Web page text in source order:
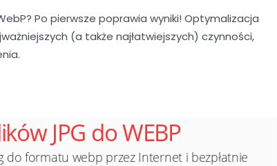
Po pierwsze poprawia wyniki! Optymalizacja
(a także najłatwiejszych) czynności,
JPG do WEBP
do formatu webp przez Internet i bezpłatnie